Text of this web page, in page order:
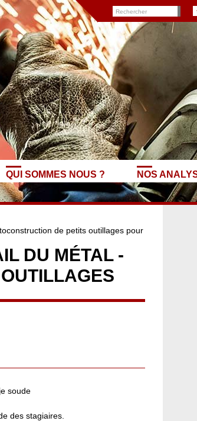
QUI SOMMES NOUS ? NOS
de petits outillages pour
DU MÉTAL -
soude
des stagiaires.